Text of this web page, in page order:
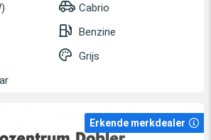
Cabrio
Benzine
Grijs
Erkende merkdealer